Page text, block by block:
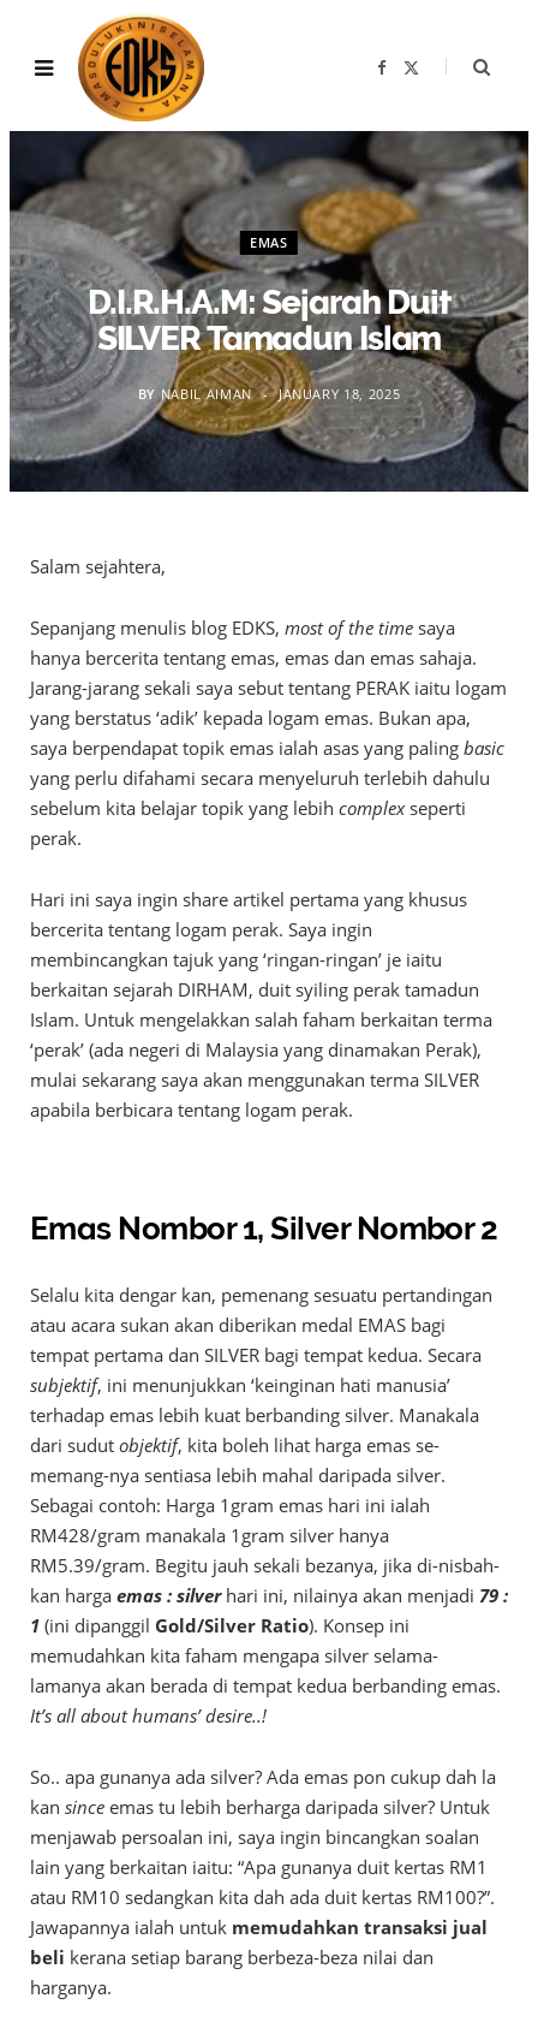
F
b
k
i
)
EMAS
D.I.R.H.A.M: Sejarah Duit
SILVER Tamadun Islam
BY NABIL AIMAN JANUARY 18, 2025
Salam sejahtera,
Sepanjang menulis blog EDKS, most of the time saya
hanya bercerita tentang emas, emas dan emas sahaja.
Jarang-jarang sekali saya sebut tentang PERAK iaitu logam
yang berstatus ‘adik’ kepada logam emas. Bukan apa,
saya berpendapat topik emas ialah asas yang paling basic
yang perlu difahami secara menyeluruh terlebih dahulu
sebelum kita belajar topik yang lebih complexseperti
perak.
Hari ini saya ingin share artikel pertama yang khusus
bercerita tentang logam perak. Saya ingin
membincangkan tajuk yang ‘ringan-ringan’ je iaitu
berkaitan sejarah DIRHAM, duit syiling perak tamadun
Islam. Untuk mengelakkan salah faham berkaitan terma
‘perak’ (ada negeri di Malaysia yang dinamakan Perak),
mulai sekarang saya akan menggunakan terma SILVER
apabila berbicara tentang logam perak.
Emas Nombor 1, Silver Nombor 2
Selalu kita dengar kan, pemenang sesuatu pertandingan
atau acara sukan akan diberikan medal EMAS bagi
tempat pertama dan SILVER bagi tempat kedua. Secara
subjektif, ini menunjukkan ‘keinginan hati manusia’
terhadap emas lebih kuat berbanding silver. Manakala
dari sudut objektif, kita boleh lihat harga emas se-
memang-nya sentiasa lebih mahal daripada silver.
Sebagai contoh: Harga 1gram emas hari ini ialah
RM428/gram manakala 1gram silver hanya
RM5.39/gram. Begitu jauh sekali bezanya, jika di-nisbah-
kan harga emas : silverhari ini, nilainya akan menjadi 79 :
1 (ini dipanggil Gold/Silver Ratio). Konsep ini
memudahkan kita faham mengapa silver selama-
lamanya akan berada di tempat kedua berbanding emas.
It’s all about humans’ desire..!
So.. apa gunanya ada silver? Ada emas pon cukup dah la
kan since emas tu lebih berharga daripada silver? Untuk
menjawab persoalan ini, saya ingin bincangkan soalan
lain yang berkaitan iaitu: “Apa gunanya duit kertas RM1
atau RM10 sedangkan kita dah ada duit kertas RM100?”.
Jawapannya ialah untuk memudahkan transaksi jual
beli kerana setiap barang berbeza-beza nilai dan
harganya.